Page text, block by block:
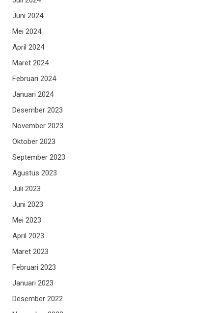
Juni 2024
Mei 2024
April 2024
Maret 2024
Februari 2024
Januari 2024
Desember 2023
November 2023
Oktober 2023
September 2023
Agustus 2023
Juli 2023
Juni 2023
Mei 2023
April 2023
Maret 2023
Februari 2023
Januari 2023
Desember 2022